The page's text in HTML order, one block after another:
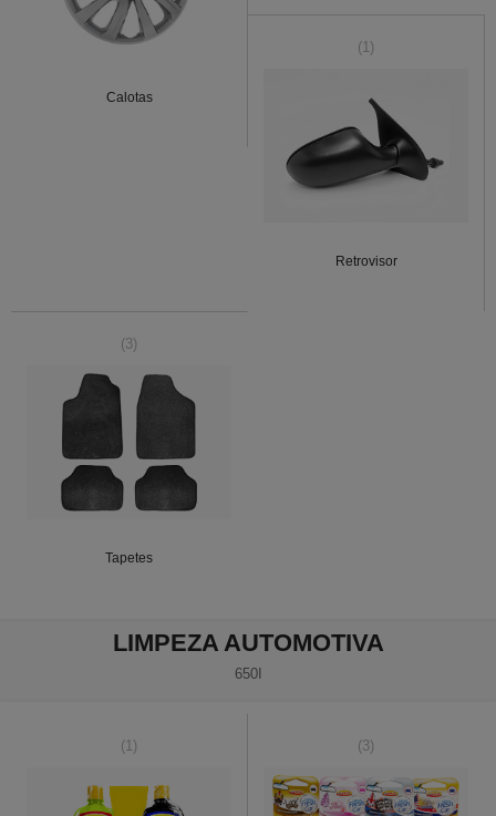
Calotas
(1)
Retrovisor
(3)
Tapetes
LIMPEZA AUTOMOTIVA
650I
(1) (3)